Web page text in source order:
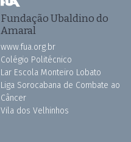
Fundação Ubaldino do
Amaral
www.fua.org.br
Colégio Politécnico
Lar Escola Monteiro Lobato
Liga Sorocabana de Combate ao
Câncer
Vila dos Velhinhos